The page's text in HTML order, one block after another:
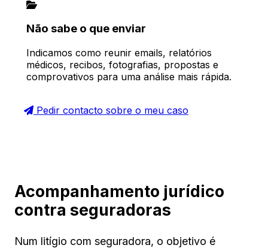
Não sabe o que enviar
Indicamos como reunir emails, relatórios
médicos, recibos, fotografias, propostas e
comprovativos para uma análise mais rápida.
Pedir contacto sobre o meu caso
Acompanhamento jurídico
contra seguradoras
Num litígio com seguradora, o objetivo é